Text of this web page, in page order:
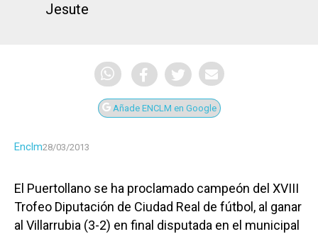
Jesute
Añade ENCLM en Google
Enclm28/03/2013
El Puertollano se ha proclamado campeón del XVIII
Trofeo Diputación de Ciudad Real de fútbol, al ganar
al Villarrubia (3-2) en final disputada en el municipal